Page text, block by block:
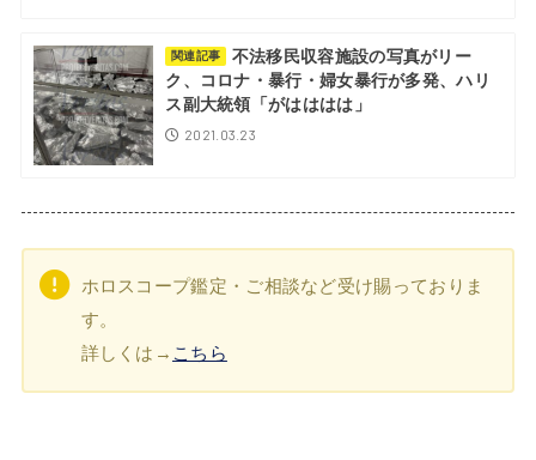
関連記事
不法移民収容施設の写真がリー
ク、コロナ・暴行・婦女暴行が多発、ハリ
ス副大統領「がはははは」
2021.03.23
ホロスコープ鑑定・ご相談など受け賜っておりま
す。
詳しくは→ こちら